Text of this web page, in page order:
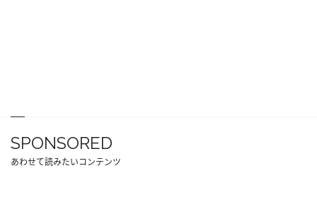
SPONSORED
あわせて読みたいコンテンツ